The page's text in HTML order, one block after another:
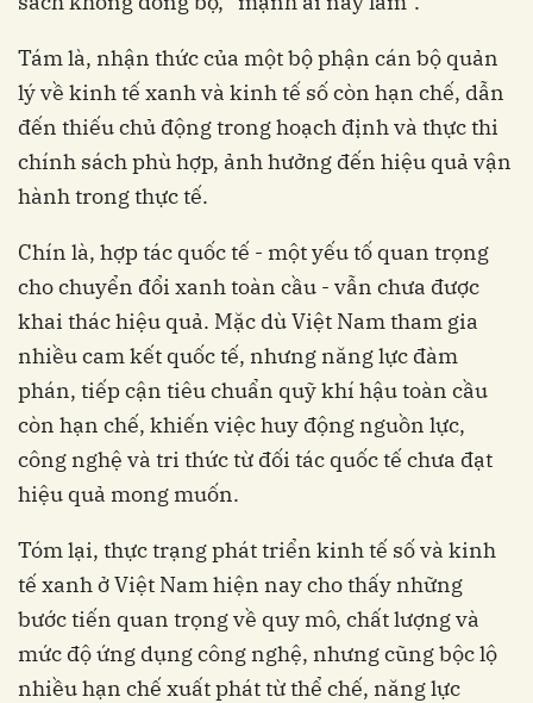
Tám là, nhận thức của một bộ phận cán bộ quản
lý về kinh tế xanh và kinh tế số còn hạn chế, dẫn
đến thiếu chủ động trong hoạch định và thực thi
chính sách phù hợp, ảnh hưởng đến hiệu quả vận
hành trong thực tế.
Chín là, hợp tác quốc tế - một yếu tố quan trọng
cho chuyển đổi xanh toàn cầu - vẫn chưa được
khai thác hiệu quả. Mặc dù Việt Nam tham gia
nhiều cam kết quốc tế, nhưng năng lực đàm
phán, tiếp cận tiêu chuẩn quỹ khí hậu toàn cầu
còn hạn chế, khiến việc huy động nguồn lực,
công nghệ và tri thức từ đối tác quốc tế chưa đạt
hiệu quả mong muốn.
Tóm lại, thực trạng phát triển kinh tế số và kinh
tế xanh ở Việt Nam hiện nay cho thấy những
bước tiến quan trọng về quy mô, chất lượng và
mức độ ứng dụng công nghệ, nhưng cũng bộc lộ
nhiều hạn chế xuất phát từ thể chế, năng lực